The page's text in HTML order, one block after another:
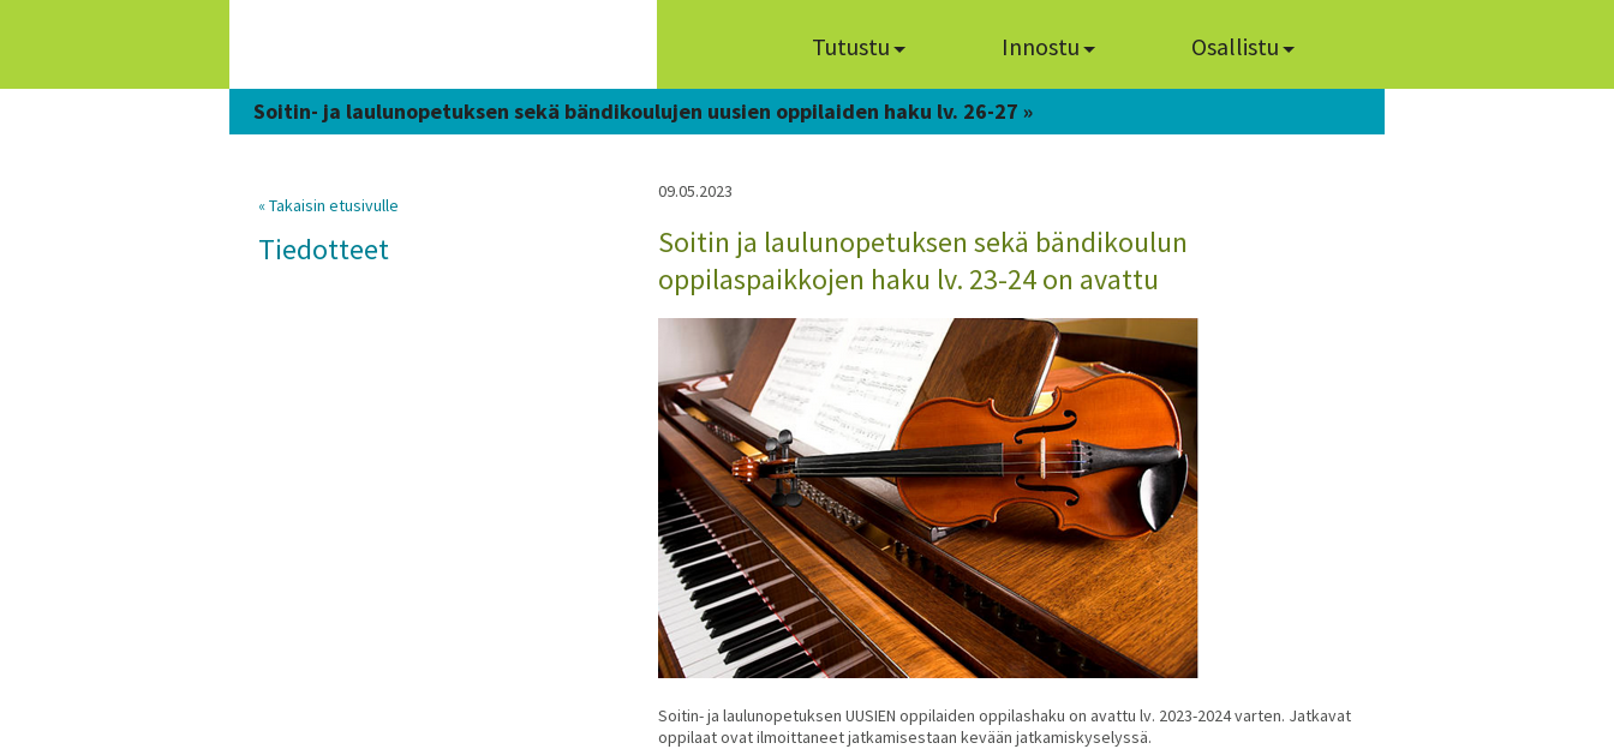
Tutustu Innostu Osallistu
Soitin- ja laulunopetuksen sekä bändikoulujen uusien oppilaiden haku lv. 26-27 »
09.05.2023
Soitin ja laulunopetuksen sekä bändikoulun
oppilaspaikkojen haku lv. 23-24 on avattu
Soitin- ja laulunopetuksen UUSIEN oppilaiden oppilashaku on avattu lv. 2023-2024 varten. Jatkavat
oppilaat ovat ilmoittaneet jatkamisestaan kevään jatkamiskyselyssä.
« Takaisin etusivulle
Tiedotteet